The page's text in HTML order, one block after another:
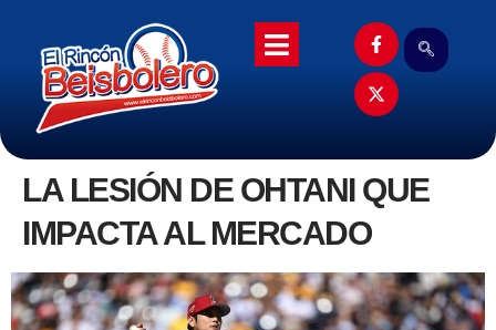
LA LESIÓN DE OHTANI QUE
IMPACTA AL MERCADO